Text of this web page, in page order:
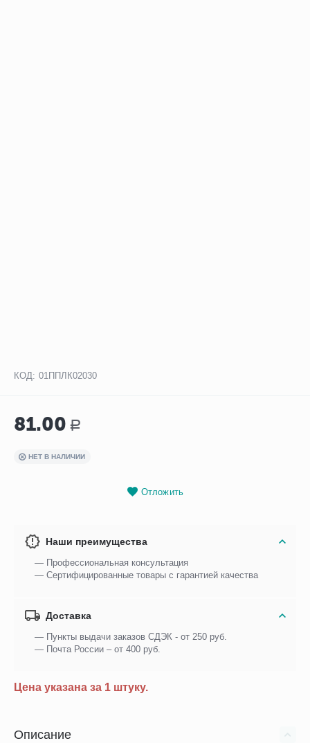
КОД: 01ППЛК02030
81.00 Р
НЕТ В НАЛИЧИИ
Отложить
Наши преимущества
— Профессиональная консультация
— Сертифицированные товары с гарантией качества
Доставка
— Пункты выдачи заказов СДЭК - от 250 руб.
— Почта России – от 400 руб.
Цена указана за 1 штуку.
Описание